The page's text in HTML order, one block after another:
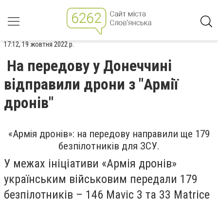
17:12, 19 жовтня 2022 р.
На передову у Донеччині
відправили дрони з "Армії
дронів"
«Армія дронів»: на передову направили ще 179
безпілотників для ЗСУ.
У межах ініціативи «Армія дронів»
українським військовим передали 179
безпілотників – 146 Mavic 3 та 33 Matrice